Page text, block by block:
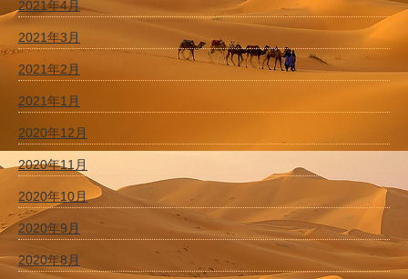
2021年4月
2021年3月
2021年2月
2021年1月
2020年12月
2020年11月
2020年10月
2020年9月
2020年8月